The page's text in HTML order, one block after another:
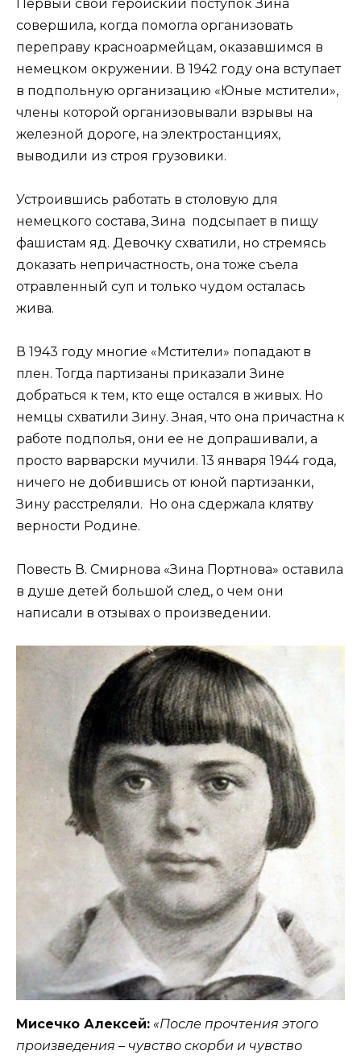
Первый свой геройский поступок Зина
совершила, когда помогла организовать
переправу красноармейцам, оказавшимся в
немецком окружении. В 1942 году она вступает
в подпольную организацию «Юные мстители»,
члены которой организовывали взрывы на
железной дороге, на электростанциях,
выводили из строя грузовики.
Устроившись работать в столовую для
немецкого состава, Зина подсыпает в пищу
фашистам яд. Девочку схватили, но стремясь
доказать непричастность, она тоже съела
отравленный суп и только чудом осталась
жива.
В 1943 году многие «Мстители» попадают в
плен. Тогда партизаны приказали Зине
добраться к тем, кто еще остался в живых. Но
немцы схватили Зину. Зная, что она причастна к
работе подполья, они ее не допрашивали, а
просто варварски мучили. 13 января 1944 года,
ничего не добившись от юной партизанки,
Зину расстреляли. Но она сдержала клятву
верности Родине.
Повесть В. Смирнова «Зина Портнова» оставила
в душе детей большой след, о чем они
написали в отзывах о произведении.
Мисечко Алексей: «После прочтения этого
произведения – чувство скорби и чувство